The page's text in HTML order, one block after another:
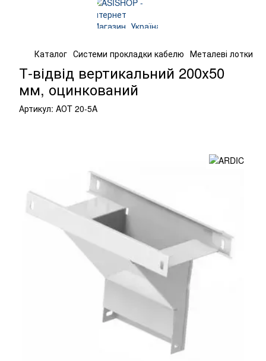
Каталог Системи прокладки кабелю Металеві лотки
Т-відвід вертикальний 200х50
мм, оцинкований
Артикул: AОT 20-5A